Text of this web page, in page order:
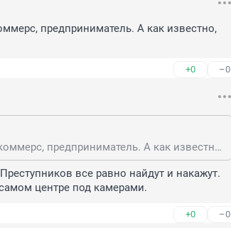
предприниматель. А как известно,
+0 –0
Что было то прошло. В настоящем он коммерс, предприниматель. А как известно, честных бизнесменов в России нет.
все равно найдут и накажут.
центре под камерами.
+0 –0